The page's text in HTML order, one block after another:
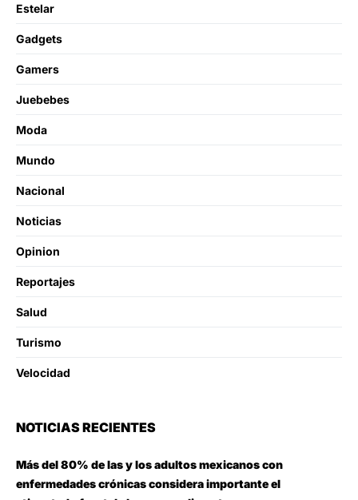
Estelar
Gadgets
Gamers
Juebebes
Moda
Mundo
Nacional
Noticias
Opinion
Reportajes
Salud
Turismo
Velocidad
NOTICIAS RECIENTES
Más del 80% de las y los adultos mexicanos con
enfermedades crónicas considera importante el